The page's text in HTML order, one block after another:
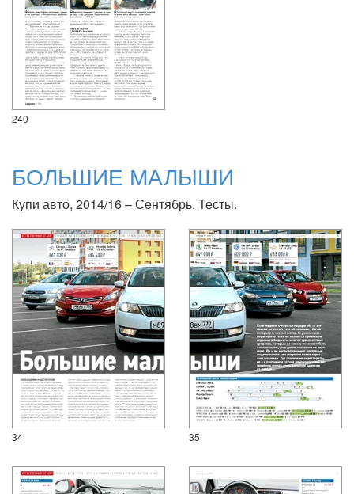
240
БОЛЬШИЕ МАЛЫШИ
Купи авто, 2014/16 – Сентябрь. Тесты.
34 35